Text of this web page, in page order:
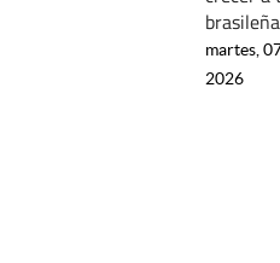
martes,
2026